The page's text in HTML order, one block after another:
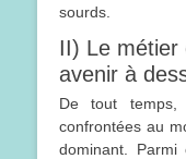
sourds.
II) Le métier
avenir à
De tout temps,
confrontées au
dominant.